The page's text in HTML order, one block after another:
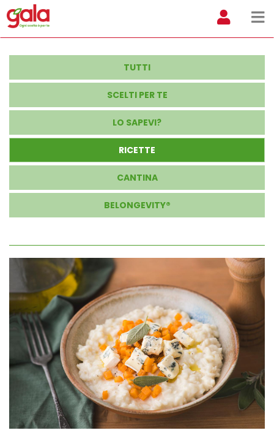
TUTTI
SCELTI PER TE
LO SAPEVI?
RICETTE
CANTINA
BELONGEVITY®